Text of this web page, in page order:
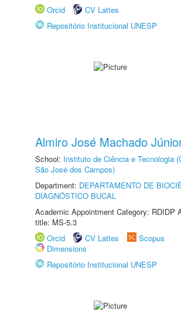
Orcid
CV Lattes
Repositório Institucional UNESP
Almiro José Machado
School: Instituto de Ciência e Tecnologia
São José dos Campos)
Department: DEPARTAMENTO DE
DIAGNÓSTICO BUCAL
Academic Appointment Category: RDIDP
title: MS-5.3
Orcid
CV Lattes
Scopus
Dimensions
Repositório Institucional UNESP